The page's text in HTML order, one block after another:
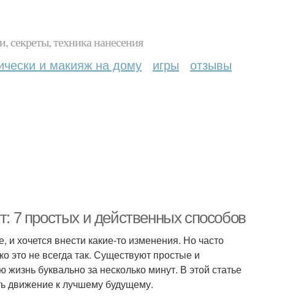
секреты, техника нанесения
и макияж на дому игры отзывы
7 простых и действенных способов
и хочется внести какие-то изменения. Но часто
это не всегда так. Существуют простые и
буквально за несколько минут. В этой статье
движение к лучшему будущему.